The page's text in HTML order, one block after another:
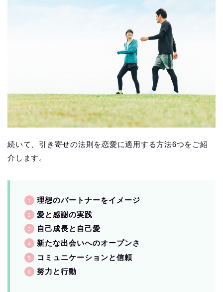
続いて、引き寄せの法則を恋愛に適用する方法6つをご紹
介します。
理想のパートナーをイメージ
愛と感謝の実践
自己成長と自己愛
新たな出会いへのオープンさ
コミュニケーションと信頼
努力と行動